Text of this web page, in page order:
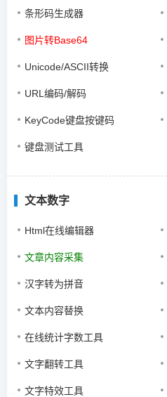
条形码生成器
图片转Base64
Unicode/ASCII转换
URL编码/解码
KeyCode键盘按键码
键盘测试工具
文本数字
Html在线编辑器
文章内容采集
汉字转为拼音
文本内容替换
在线统计字数工具
文字翻转工具
文字特效工具